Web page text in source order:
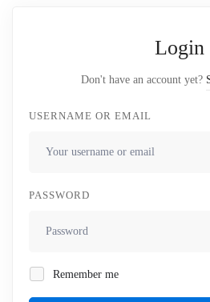
Login
Don't have an account yet?
USERNAME OR EMAIL
PASSWORD
Remember me